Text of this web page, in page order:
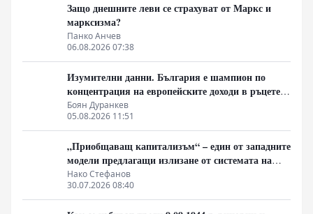
Защо днешните леви се страхуват от Маркс и
марксизма?
Панко Анчев
06.08.2026 07:38
Изумителни данни. България е шампион по
концентрация на европейските доходи в ръцете
на най-богатия 1%, надминава и САЩ
Боян Дуранкев
05.08.2026 11:51
„Приобщаващ капитализъм“ – един от западните
модели предлагащи излизане от системата на
неолиберализма
Нако Стефанов
30.07.2026 08:40